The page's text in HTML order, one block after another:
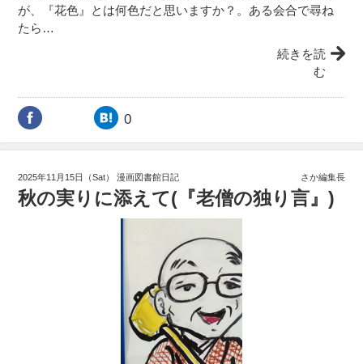
が、『花色』とは何色だと思いますか？。ある会合で尋ね
たら…
続きを読
む
0
2025年11月15日（Sat）漫画図書館日記 さか編集長
秋の実りに添えて(『老僧の独り言』)